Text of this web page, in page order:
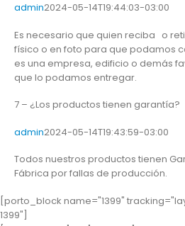
admin2024-05-14T19:44:03-03:00
Es necesario que quien reciba o
físico o en foto para que podamos
es una empresa, edificio o demás
que lo podamos entregar.
7 – ¿Los productos tienen garantía?
admin2024-05-14T19:43:59-03:00
Todos nuestros productos tienen
Fábrica por fallas de producción.
[porto_block name="1399"
1399"]